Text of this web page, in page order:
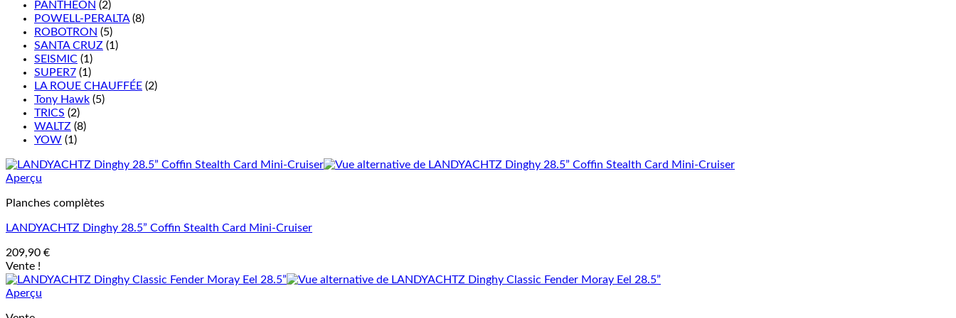
PANTHEON (2)
POWELL-PERALTA (8)
ROBOTRON (5)
SANTA CRUZ (1)
SEISMIC (1)
SUPER7 (1)
LA ROUE CHAUFFÉE (2)
Tony Hawk (5)
TRICS (2)
WALTZ (8)
YOW (1)
Aperçu
Planches complètes
LANDYACHTZ Dinghy 28.5” Coffin Stealth Card Mini-Cruiser
209,90 €
Vente !
Aperçu